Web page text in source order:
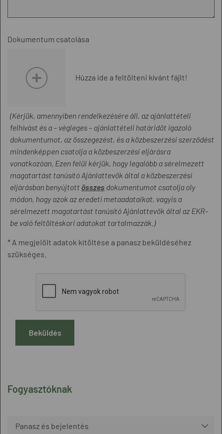
Fogyasztóknak
Panasz és bejelentés
Dokumentum csatolása
Húzza ide a feltölteni kívánt fájlt!
(Kérjük, amennyiben rendelkezésére áll, az ajánlattételi
felhívást és a – végleges – ajánlattételi határidőt igazoló
dokumentumot, az összegezést, és a közbeszerzési szerződést
mindenképpen csatolja a közbeszerzési eljárásra
vonatkozóan. Ezen felül kérjük, hogy legalább a sérelmezett
magatartást tanúsító Ajánlattevők által a közbeszerzési
eljárásban benyújtott összes dokumentumot csatolja oly
módon, hogy azok az eredeti metaadataikat, vagyis a
sérelmezett magatartást tanúsító Ajánlattevők által az EKR-
be való feltöltéskori adatokat tartalmazzák.)
* A megjelölt adatok kitöltése a panasz beküldéséhez
szükséges.
Beküldés